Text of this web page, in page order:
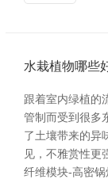
水栽植物哪些
跟着室内绿植的
管制而受到很多
了土壤带来的异
见，不雅赏性更
纤维模块-高密